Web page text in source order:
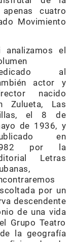
cuatro
Movimiento
analizamos el
al
actor y
nacido
Zulueta, Las
el 8 de
de 1936, y
en
por la
Letras
por un
descendente
de una vida
Grupo Teatro
la geografía